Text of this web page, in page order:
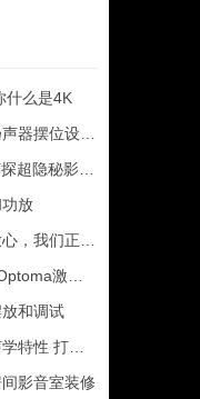
什么是4K
箱布线位置浅谈
秘影院会所
放
在走向规范！
院解决方案亮相
和调试
完美视听音效
影音室装修